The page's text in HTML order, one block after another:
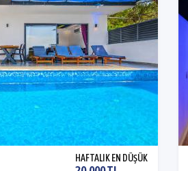
HAFTALIK EN DÜŞÜK